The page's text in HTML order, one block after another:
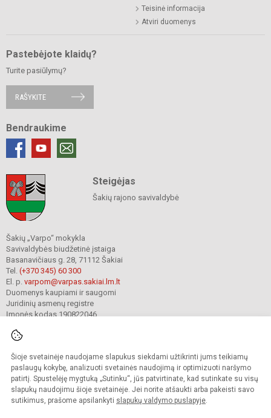
Šioje svetainėje naudojame slapukus siekdami užtikrinti jums teikiamų
paslaugų kokybę, analizuoti svetainės naudojimą ir optimizuoti naršymo
patirtį. Spustelėję mygtuką „Sutinku“, jūs patvirtinate, kad sutinkate su visų
slapukų naudojimu šioje svetainėje. Jei norite atšaukti arba pakeisti savo
sutikimus, prašome apsilankyti slapukų valdymo puslapyje.
Teisinė informacija
Atviri duomenys
Pastebėjote klaidų?
Turite pasiūlymų?
RAŠYKITE
Bendraukime
Steigėjas
Šakių rajono savivaldybė
Šakių „Varpo“ mokykla
Savivaldybės biudžetinė įstaiga
Basanavičiaus g. 28, 71112 Šakiai
Tel. (+370 345) 60 300
El. p. varpom@varpas.sakiai.lm.lt
Duomenys kaupiami ir saugomi
Juridinių asmenų registre
Įmonės kodas 190822046
© 2023. Šakių „Varpo“ mokykla. Visos teisės saugomos.
Kopijuoti turinį be raštiško mokyklos sutikimo griežtai draudžiama.
Prieinamumo paraiška Slapukų politika Privatumo politika
Sumanus būdas atnaujinti